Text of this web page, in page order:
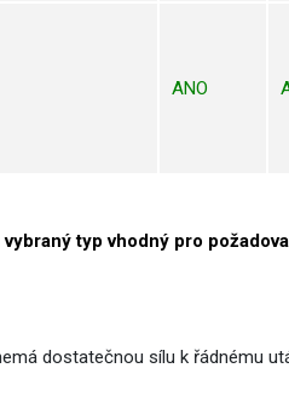
ANO
typ vhodný pro
dostatečnou sílu k řádnému